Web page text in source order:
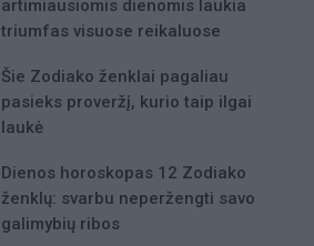
artimiausiomis dienomis laukia
triumfas visuose reikaluose
Šie Zodiako ženklai pagaliau
pasieks proveržį, kurio taip ilgai
laukė
Dienos horoskopas 12 Zodiako
ženklų: svarbu neperžengti savo
galimybių ribos